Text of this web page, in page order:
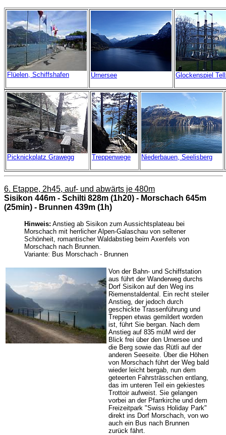
Flüelen, Schiffshafen Urnersee Glockenspiel
Picknickplatz Grawegg Treppenwege Niederbauen, Seelisberg
6. Etappe, 2h45, auf- und abwärts je 480m
Sisikon 446m - Schilti 828m (1h20) - Morschach 645m
(25min) - Brunnen 439m (1h)
Hinweis: Anstieg ab Sisikon zum Aussichtsplateau bei
Morschach mit herrlicher Alpen-Galaschau von seltener
Schönheit, romantischer Waldabstieg beim Axenfels von
Morschach nach Brunnen.
Variante: Bus Morschach - Brunnen
Von der Bahn- und Schiffstation
aus führt der Wanderweg durchs
Dorf Sisikon auf den Weg ins
Riemenstaldental. Ein recht steiler
Anstieg, der jedoch durch
geschickte Trassenführung und
Treppen etwas gemildert worden
ist, führt Sie bergan. Nach dem
Anstieg auf 835 müM wird der
Blick frei über den Urnersee und
die Berg sowie das Rütli auf der
anderen Seeseite. Über die Höhen
von Morschach führt der Weg bald
wieder leicht bergab, nun dem
geteerten Fahrsträsschen entlang,
das im unteren Teil ein gekiestes
Trottoir aufweist. Sie gelangen
vorbei an der Pfarrkirche und dem
Freizeitpark "Swiss Holiday Park"
direkt ins Dorf Morschach, von wo
auch ein Bus nach Brunnen
zurück fährt.